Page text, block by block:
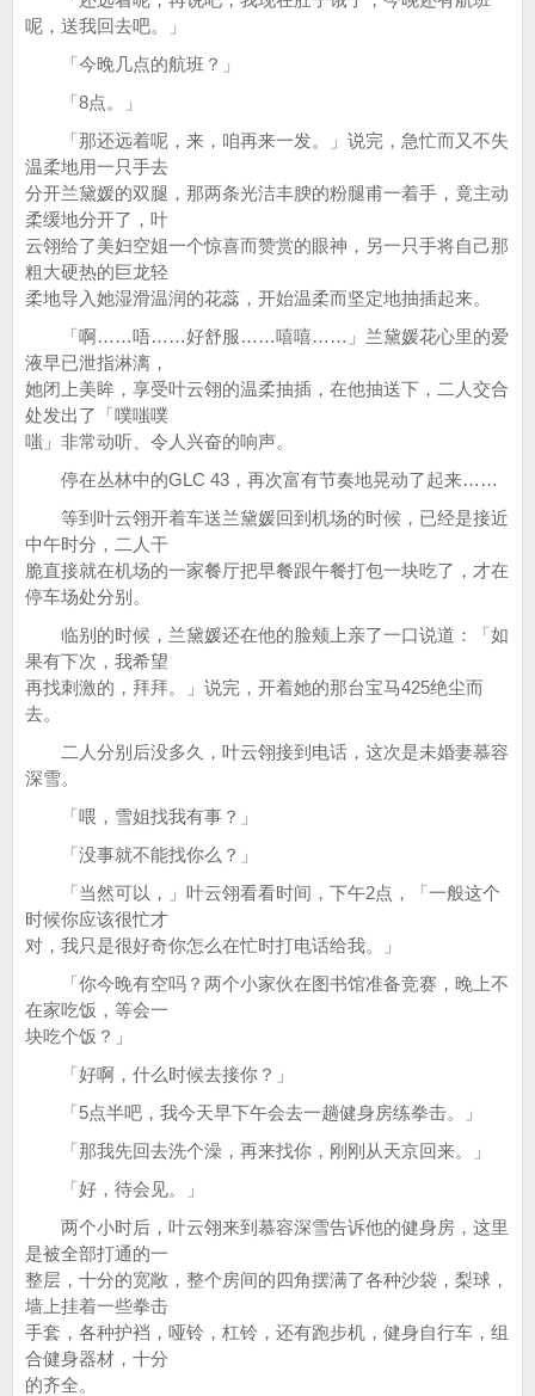
呢，送我回去吧。」
「今晚几点的航班？」
「8点。」
「那还远着呢，来，咱再来一发。」说完，急忙而又不失
温柔地用一只手去
分开兰黛媛的双腿，那两条光洁丰腴的粉腿甫一着手，竟主动
柔缓地分开了，叶
云翎给了美妇空姐一个惊喜而赞赏的眼神，另一只手将自己那
粗大硬热的巨龙轻
柔地导入她湿滑温润的花蕊，开始温柔而坚定地抽插起来。
「啊……唔……好舒服……嘻嘻……」兰黛媛花心里的爱
液早已泄指淋漓，
她闭上美眸，享受叶云翎的温柔抽插，在他抽送下，二人交合
处发出了「噗嗤噗
嗤」非常动听、令人兴奋的响声。
停在丛林中的GLC 43，再次富有节奏地晃动了起来……
等到叶云翎开着车送兰黛媛回到机场的时候，已经是接近
中午时分，二人干
脆直接就在机场的一家餐厅把早餐跟午餐打包一块吃了，才在
停车场处分别。
临别的时候，兰黛媛还在他的脸颊上亲了一口说道：「如
果有下次，我希望
再找刺激的，拜拜。」说完，开着她的那台宝马425绝尘而
去。
二人分别后没多久，叶云翎接到电话，这次是未婚妻慕容
深雪。
「喂，雪姐找我有事？」
「没事就不能找你么？」
「当然可以，」叶云翎看看时间，下午2点，「一般这个
时候你应该很忙才
对，我只是很好奇你怎么在忙时打电话给我。」
「你今晚有空吗？两个小家伙在图书馆准备竞赛，晚上不
在家吃饭，等会一
块吃个饭？」
「好啊，什么时候去接你？」
「5点半吧，我今天早下午会去一趟健身房练拳击。」
「那我先回去洗个澡，再来找你，刚刚从天京回来。」
「好，待会见。」
两个小时后，叶云翎来到慕容深雪告诉他的健身房，这里
是被全部打通的一
整层，十分的宽敞，整个房间的四角摆满了各种沙袋，梨球，
墙上挂着一些拳击
手套，各种护裆，哑铃，杠铃，还有跑步机，健身自行车，组
合健身器材，十分
的齐全。